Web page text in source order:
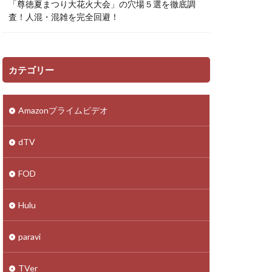
「尊徳夏まつり大花火大会」の穴場５選を徹底調
査！人混・混雑を完全回避！
カテゴリー
Amazonプライムビデオ
dTV
FOD
Hulu
paravi
TVer